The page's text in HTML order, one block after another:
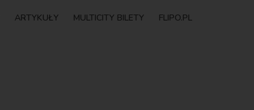
ARTYKUŁY MULTICITY BILETY FLIPO.PL